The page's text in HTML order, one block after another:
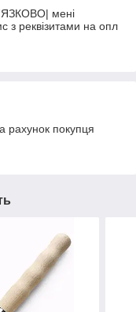
мені
з реквізитами на опл
рахунок покупця